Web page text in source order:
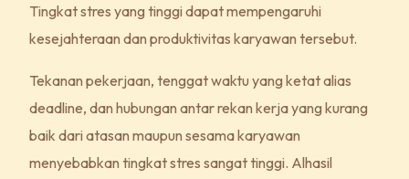
Tingkat stres yang tinggi dapat mempengaruhi
kesejahteraan dan produktivitas karyawan tersebut.
Tekanan pekerjaan, tenggat waktu yang ketat alias
deadline, dan hubungan antar rekan kerja yang kurang
baik dari atasan maupun sesama karyawan
menyebabkan tingkat stres sangat tinggi. Alhasil